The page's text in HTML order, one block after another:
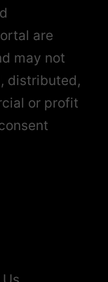
are
may not
distributed,
or profit